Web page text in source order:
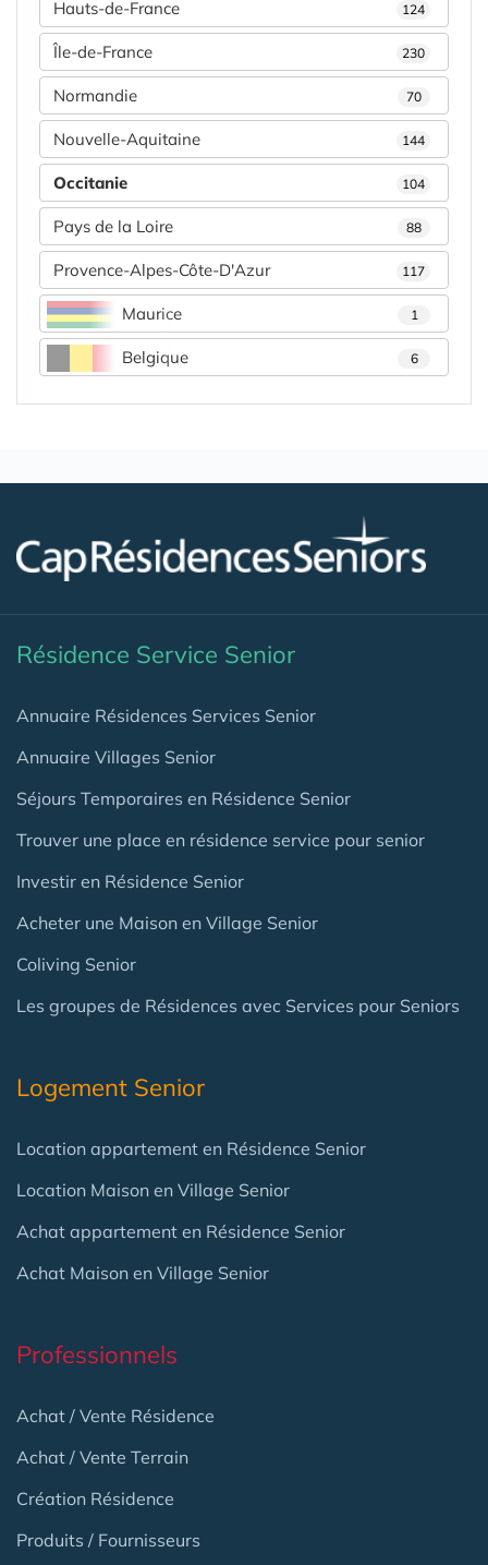
Hauts-de-France 124
Île-de-France 230
Normandie 70
Nouvelle-Aquitaine 144
Occitanie 104
Pays de la Loire 88
Provence-Alpes-Côte-D'Azur 117
Maurice 1
Belgique 6
Résidence Service Senior
Annuaire Résidences Services Senior
Annuaire Villages Senior
Séjours Temporaires en Résidence Senior
Trouver une place en résidence service pour senior
Investir en Résidence Senior
Acheter une Maison en Village Senior
Coliving Senior
Les groupes de Résidences avec Services pour Seniors
Logement Senior
Location appartement en Résidence Senior
Location Maison en Village Senior
Achat appartement en Résidence Senior
Achat Maison en Village Senior
Professionnels
Achat / Vente Résidence
Achat / Vente Terrain
Création Résidence
Produits / Fournisseurs